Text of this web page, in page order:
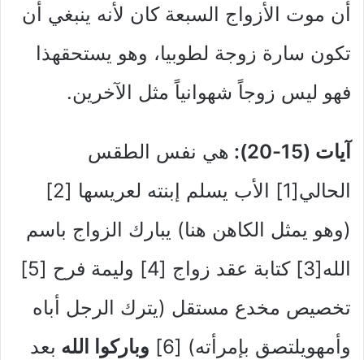
أن موت الأزواج السبعة كان لأنه ينبغي أن
تكون سارة زوجة لطوبيا، وهو يستحقهذا
فهو ليس زوجاً شهوانياً مثل الآخرين.
آيات (15-20):
هي نفس الطقس
الحالي[1] الأب يسلم إبنته لعريسها [2]
(وهو يمثل الكاهن هنا) يبارك الزواج باسم
الله[3] كتابة عقد زواج [4] وليمة فرح [5]
تخصيص مخدع مستقل (يترك الرجل أباه
وأمهويلتصق بإمرأته) [6]
وباركوا الله بعد